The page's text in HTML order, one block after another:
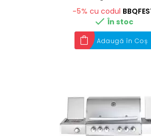
-5% cu codul
 În stoc
Adaugă în Coș